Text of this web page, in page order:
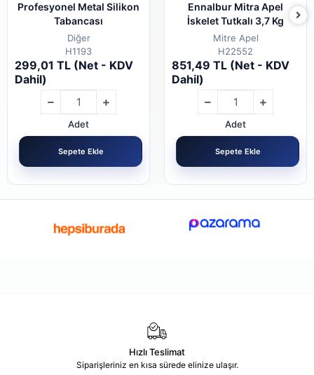
Profesyonel Metal Silikon
Tabancası
Diğer
H1193
299,01 TL (Net - KDV
Dahil)
Adet
Sepete Ekle
Ennalbur Mitra Apel
İskelet Tutkalı 3,7 Kg
Mitre Apel
H22552
851,49 TL (Net - KDV
Dahil)
Adet
Sepete Ekle
Hızlı Teslimat
Siparişleriniz en kısa sürede elinize ulaşır.